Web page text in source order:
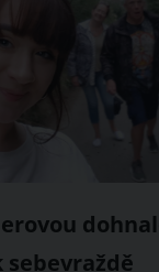
sebevraždě